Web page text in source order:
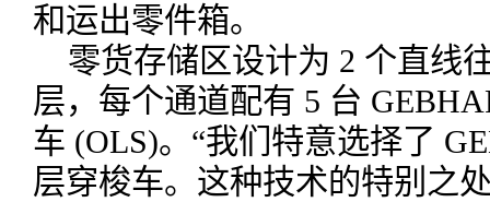
和运出零件箱。
零货存储区设计为 2 个直线
层，每个通道配有 5 台
车 (OLS)。“我们特意选择了
层穿梭车。这种技术的特别之